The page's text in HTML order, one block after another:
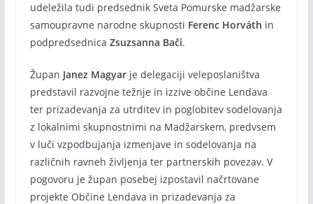
udeležila tudi predsednik Sveta Pomurske madžarske
samoupravne narodne skupnosti Ferenc Horváth in
podpredsednica Zsuzsanna Bači.
Župan Janez Magyarje delegaciji veleposlaništva
predstavil razvojne težnje in izzive občine Lendava
ter prizadevanja za utrditev in poglobitev sodelovanja
z lokalnimi skupnostnimi na Madžarskem, predvsem
v luči vzpodbujanja izmenjave in sodelovanja na
različnih ravneh življenja ter partnerskih povezav. V
pogovoru je župan posebej izpostavil načrtovane
projekte Občine Lendava in prizadevanja za